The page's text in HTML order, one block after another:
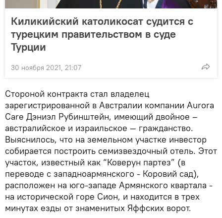
Киликийский католикосат судится с
турецким правительством в суде
Турции
30 ноября 2021, 21:07
Стороной контракта стал владелец
зарегистрированной в Австралии компании Aurora
Care Дэниэл Рубинштейн, имеющий двойное –
австралийское и израильское — гражданство.
Выяснилось, что на земельном участке инвестор
собирается построить семизвездочный отель. Этот
участок, известный как “Коверун партез” (в
переводе с западноармянского - Коровий сад),
расположен на юго-западе Армянского квартала -
на исторической горе Сион, и находится в трех
минутах езды от знаменитых Яффских ворот.